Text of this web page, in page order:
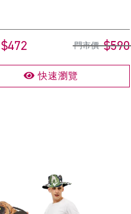
$472 門市價 $590
快速瀏覽